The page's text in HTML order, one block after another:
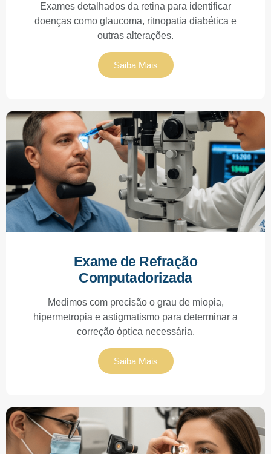
Exames detalhados da retina para identificar
doenças como glaucoma, ritnopatia diabética e
outras alterações.
Saiba Mais
Exame de Refração
Computadorizada
Medimos com precisão o grau de miopia,
hipermetropia e astigmatismo para determinar a
correção óptica necessária.
Saiba Mais